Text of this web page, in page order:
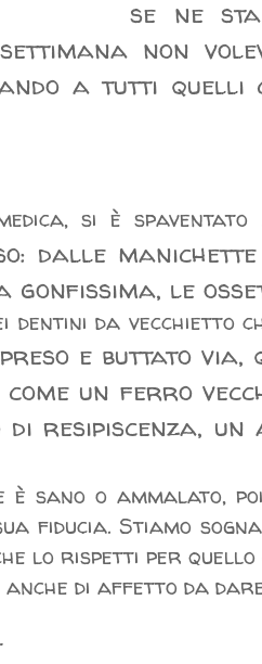
se ne
non
a tutti
si è
dalle manichette
gonfissima, le
dentini da vecchietto
e buttato via,
un ferro
di resipiscenza,
sano o ammalato,
fiducia. Stiamo
lo rispetti per quello
di affetto da